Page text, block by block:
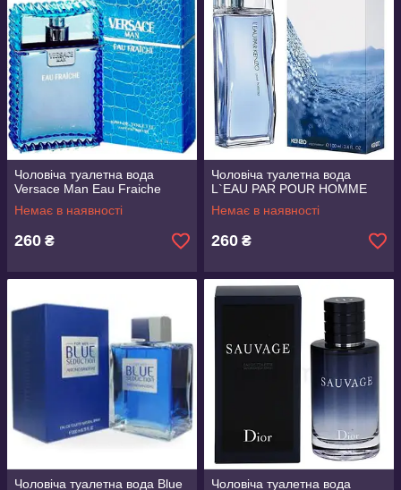
Чоловіча туалетна вода
Versace Man Eau Fraiche
Немає в наявності
260 ₴
Чоловіча туалетна вода
L`EAU PAR POUR HOMME
Немає в наявності
260 ₴
Чоловіча туалетна вода Blue Чоловіча туалетна вода